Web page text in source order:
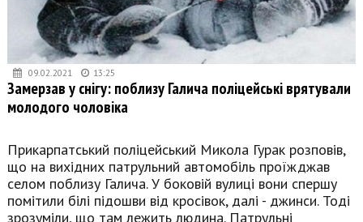
09.02.2021 13:25
Замерзав у снігу: поблизу Галича поліцейські врятували
молодого чоловіка
Прикарпатський поліцейський Микола Гурак розповів,
що на вихідних патрульний автомобіль проїжджав
селом поблизу Галича. У боковій вулиці вони спершу
помітили білі підошви від кросівок, далі - джинси. Тоді
зрозуміли, що там лежить людина. Патрульні